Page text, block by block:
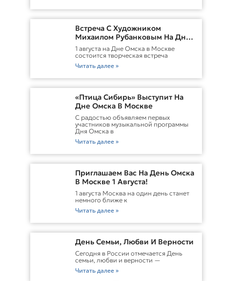
Встреча С Художником
Михаилом Рубанковым На Дне
Омска В Москве
1 августа на Дне Омска в Москве
состоится творческая встреча
Читать далее »
«Птица Сибирь» Выступит На
Дне Омска В Москве
С радостью объявляем первых
участников музыкальной программы
Дня Омска в
Читать далее »
Приглашаем Вас На День Омска
В Москве 1 Августа!
1 августа Москва на один день станет
немного ближе к
Читать далее »
День Семьи, Любви И Верности
Сегодня в России отмечается День
семьи, любви и верности —
Читать далее »